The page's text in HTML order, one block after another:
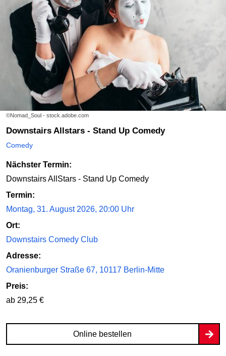
©Nomad_Soul - stock.adobe.com
Downstairs Allstars - Stand Up Comedy
Comedy
Nächster Termin:
Downstairs AllStars - Stand Up Comedy
Termin:
Montag, 31. August 2026, 20:00 Uhr
Ort:
Downstairs Comedy Club
Adresse:
Oranienburger Straße 67, 10117 Berlin-Mitte
Preis:
ab 29,25 €
Online bestellen